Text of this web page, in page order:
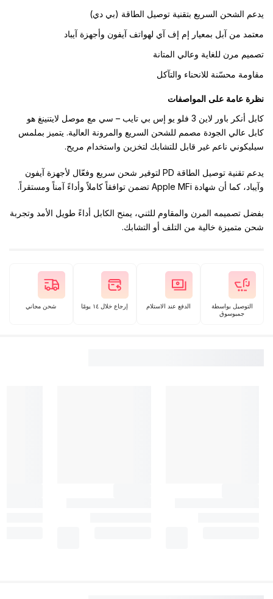
يدعم الشحن السريع بتقنية توصيل الطاقة (بي دي)
معتمد من آبل بمعيار إم إف آي لهواتف آيفون وأجهزة آيباد
تصميم مرن للغاية وعالي المتانة
مقاومة محسّنة للانحناء والتآكل
نظرة عامة على المواصفات
كابل ‎أنكر باور لاين 3 فلو يو إس بي تايب – سي‎ مع موصل ‎لايتنينغ‎ هو
كابل عالي الجودة مصمم للشحن السريع والمرونة العالية. يتميز بملمس
سيليكوني ناعم غير قابل للتشابك لتخزين واستخدام مريح.
و‎آيباد‎، كما أن شهادة ‎Apple MFi‎ تضمن توافقاً كاملاً وأداءً آمناً ومستقراً.
بفضل تصميمه المرن والمقاوم للثني، يمنح الكابل أداءً طويل الأمد وتجربة
شحن متميزة خالية من التلف أو التشابك.
التوصيل بواسطة
جمبوسوق
الدفع عند الاستلام إرجاع خلال ١٤ يومًا شحن مجاني